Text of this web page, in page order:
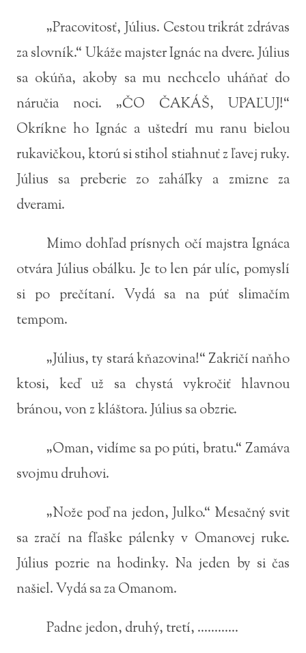
„Pracovitosť, Július. Cestou trikrát zdrávas
za slovník.“ Ukáže majster Ignác na dvere. Július
sa okúňa, akoby sa mu nechcelo uháňať do
náručia noci. „ČO ČAKÁŠ, UPAĽUJ!“
Okríkne ho Ignác a uštedrí mu ranu bielou
rukavičkou, ktorú si stihol stiahnuť z ľavej ruky.
Július sa preberie zo zaháľky a zmizne za
dverami.
Mimo dohľad prísnych očí majstra Ignáca
otvára Július obálku. Je to len pár ulíc, pomyslí
si po prečítaní. Vydá sa na púť slimačím
tempom.
„Július, ty stará kňazovina!“ Zakričí naňho
ktosi, keď už sa chystá vykročiť hlavnou
bránou, von z kláštora. Július sa obzrie.
„Oman, vidíme sa po púti, bratu.“ Zamáva
svojmu druhovi.
„Nože poď na jedon, Julko.“ Mesačný svit
sa zračí na fľaške pálenky v Omanovej ruke.
Július pozrie na hodinky. Na jeden by si čas
našiel. Vydá sa za Omanom.
Padne jedon, druhý, tretí, ............